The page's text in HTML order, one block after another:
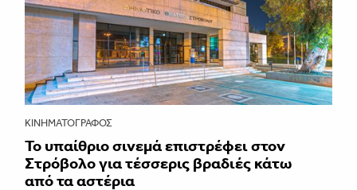
ΚΙΝΗΜΑΤΟΓΡΆΦΟΣ
Το υπαίθριο σινεμά επιστρέφει στον
Στρόβολο για τέσσερις βραδιές κάτω
από τα αστέρια